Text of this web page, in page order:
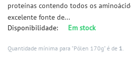
proteínas contendo todos os
excelente fonte de...
Disponibilidade:
Em stock
Quantidade mínima para "Pólen 170g" é de 1.